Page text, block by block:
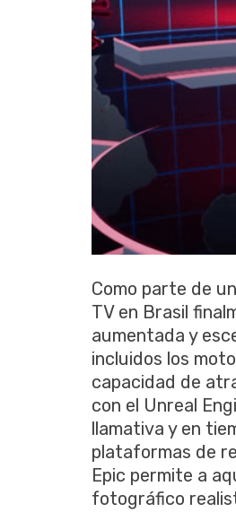
Como parte de
TV en Brasil
aumentada y
incluidos los
capacidad de
con el Unreal
llamativa y en
plataformas de
Epic permite a
fotográfico